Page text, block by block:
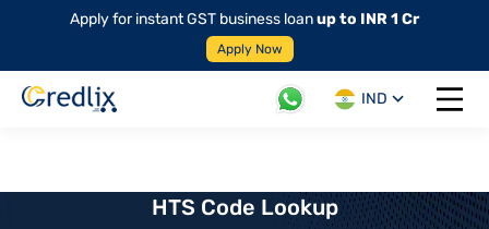
Apply for instant GST business loanup to INR 1 Cr
Apply Now
IND
Open
HTS Code Lookup